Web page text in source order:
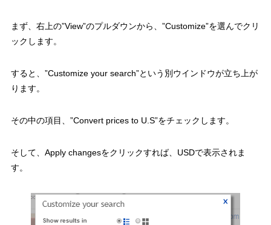
まず、右上の”View”のプルダウンから、”Customize”を選んでクリ
ックします。
すると、”Customize your search”という別ウインドウが立ち上が
ります。
その中の項目、”Convert prices to U.S”をチェックします。
そして、Apply changesをクリックすれば、USDで表示されま
す。